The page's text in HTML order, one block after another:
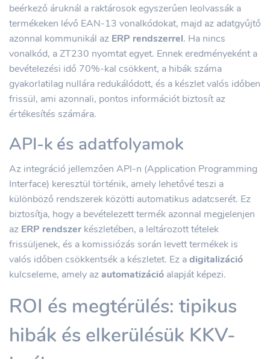
beérkező áruknál a raktárosok egyszerűen leolvassák a
termékeken lévő EAN-13 vonalkódokat, majd az adatgyűjtő
azonnal kommunikál az ERP rendszerrel. Ha nincs
vonalkód, a ZT230 nyomtat egyet. Ennek eredményeként a
bevételezési idő 70%-kal csökkent, a hibák száma
gyakorlatilag nullára redukálódott, és a készlet valós időben
frissül, ami azonnali, pontos információt biztosít az
értékesítés számára.
API-k és adatfolyamok
Az integráció jellemzően API-n (Application Programming
Interface) keresztül történik, amely lehetővé teszi a
különböző rendszerek közötti automatikus adatcserét. Ez
biztosítja, hogy a bevételezett termék azonnal megjelenjen
az ERP rendszer készletében, a leltározott tételek
frissüljenek, és a komissiózás során levett termékek is
valós időben csökkentsék a készletet. Ez adigitalizáció
kulcseleme, amely azautomatizáció alapját képezi.
ROI és megtérülés: tipikus
hibák és elkerülésük KKV-